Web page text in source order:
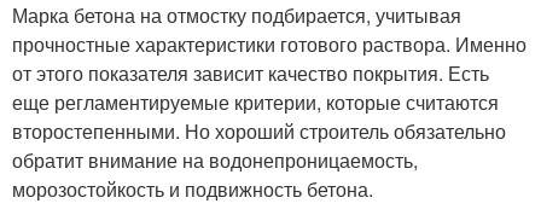
Марка бетона на отмостку подбирается, учитывая
прочностные характеристики готового раствора. Именно
от этого показателя зависит качество покрытия. Есть
еще регламентируемые критерии, которые считаются
второстепенными. Но хороший строитель обязательно
обратит внимание на водонепроницаемость,
морозостойкость и подвижность бетона.